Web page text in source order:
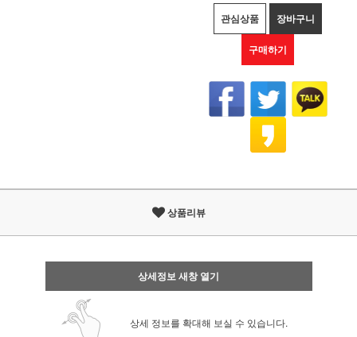
관심상품 장바구니
구매하기
상품리뷰
상세정보 새창 열기
상세 정보를 확대해 보실 수 있습니다.